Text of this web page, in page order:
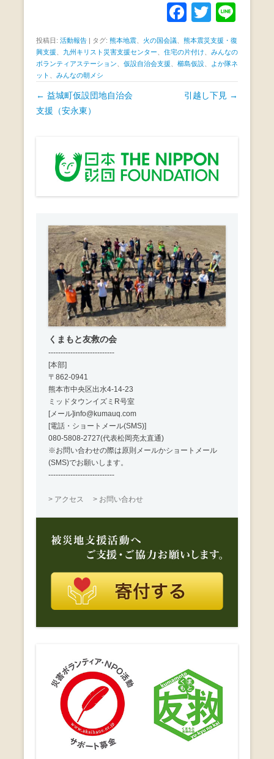
F
a
c
e
b
k
T
wi
tt
er
投稿日: 活動報告 | タグ: 熊本地震 火の国会議
熊本震災支援・復
興支援
九州キリスト災害支援センター 住宅の片付け
みんなの
ボランティアステーション
仮設自治会支援 櫛島仮設
よか隊ネ
ット
みんなの朝メシ
投
稿
← 益城町仮設団地自治会
支援（安永東）
引越し下見 →
くまもと友救の会
---------------------------
[本部]
〒862-0941
熊本市中央区出水4-14-23
ミッドタウンイズミR号室
[メール]info@kumauq.com
[電話・ショートメール(SMS)]
080-5808-2727(代表松岡亮太直通)
※お問い合わせの際は原則メールかショートメール
(SMS)でお願いします。
---------------------------
> アクセス > お問い合わせ